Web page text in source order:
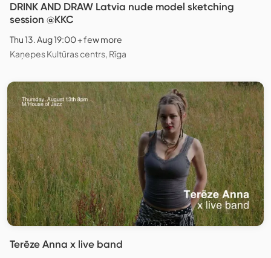
DRINK AND DRAW Latvia nude model sketching
session @KKC
Thu 13. Aug 19:00 + few more
Kaņepes Kultūras centrs, Rīga
Terēze Anna x live band